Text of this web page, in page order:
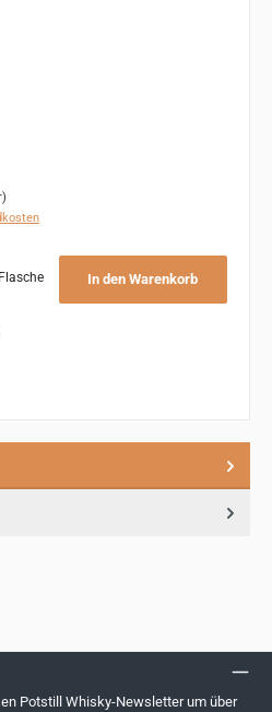
Flasche In den Warenkorb
Potstill Whisky-Newsletter um über